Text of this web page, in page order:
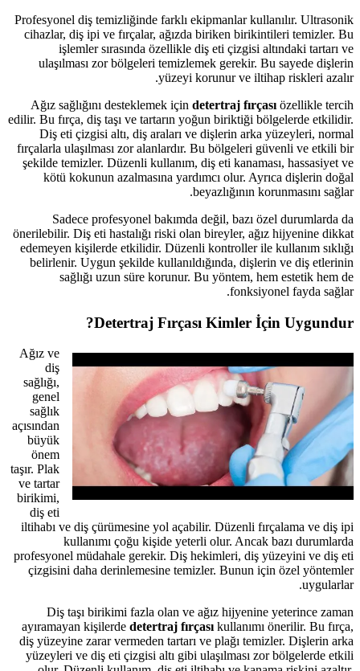
Profesyonel diş temizliğinde farklı ekipmanlar kullanılır. Ultrasonik
cihazlar, diş ipi ve fırçalar, ağızda biriken birikintileri temizler. Bu
işlemler sırasında özellikle diş eti çizgisi altındaki tartarı ve
ulaşılması zor bölgeleri temizlemek gerekir. Bu sayede dişlerin
yüzeyi korunur ve iltihap riskleri azalır.
Ağız sağlığını desteklemek için detertraj fırçası özellikle tercih
edilir. Bu fırça, diş taşı ve tartarın yoğun biriktiği bölgelerde etkilidir.
Diş eti çizgisi altı, diş araları ve dişlerin arka yüzeyleri, normal
fırçalarla ulaşılması zor alanlardır. Bu bölgeleri güvenli ve etkili bir
şekilde temizler. Düzenli kullanım, diş eti kanaması, hassasiyet ve
kötü kokunun azalmasına yardımcı olur. Ayrıca dişlerin doğal
beyazlığının korunmasını sağlar.
Sadece profesyonel bakımda değil, bazı özel durumlarda da
önerilebilir. Diş eti hastalığı riski olan bireyler, ağız hijyenine dikkat
edemeyen kişilerde etkilidir. Düzenli kontroller ile kullanım sıklığı
belirlenir. Uygun şekilde kullanıldığında, dişlerin ve diş etlerinin
sağlığı uzun süre korunur. Bu yöntem, hem estetik hem de
fonksiyonel fayda sağlar.
Detertraj Fırçası Kimler İçin Uygundur?
Ağız ve
diş
sağlığı,
genel
sağlık
açısından
büyük
önem
taşır. Plak
ve tartar
birikimi,
diş eti
iltihabı ve diş çürümesine yol açabilir. Düzenli fırçalama ve diş ipi
kullanımı çoğu kişide yeterli olur. Ancak bazı durumlarda
profesyonel müdahale gerekir. Diş hekimleri, diş yüzeyini ve diş eti
çizgisini daha derinlemesine temizler. Bunun için özel yöntemler
uygularlar.
Diş taşı birikimi fazla olan ve ağız hijyenine yeterince zaman
ayıramayan kişilerde detertraj fırçası kullanımı önerilir. Bu fırça,
diş yüzeyine zarar vermeden tartarı ve plağı temizler. Dişlerin arka
yüzeyleri ve diş eti çizgisi altı gibi ulaşılması zor bölgelerde etkili